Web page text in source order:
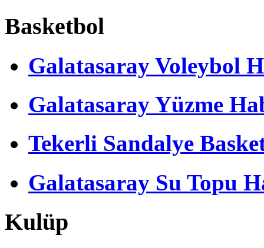
Basketbol
Galatasaray Voleybol
Galatasaray Yüzme
Tekerli Sandalye
Galatasaray Su Topu
Kulüp